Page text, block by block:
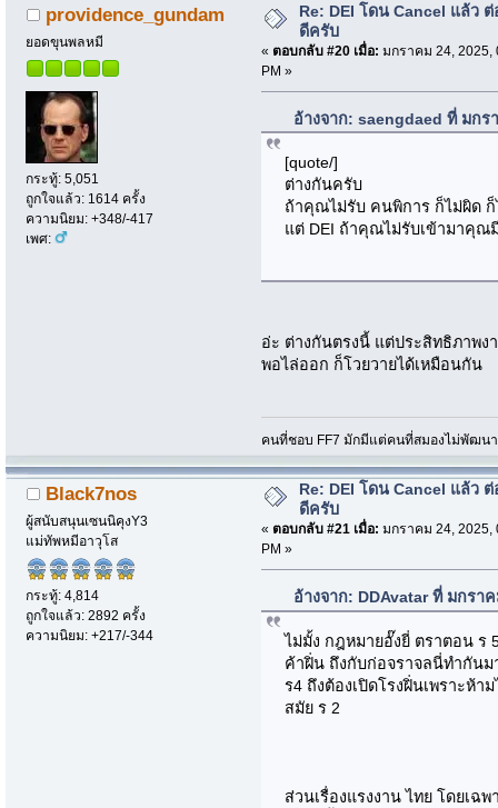
providence_gundam
ยอดขุนพลหมี
กระทู้: 5,051
ถูกใจแล้ว: 1614 ครั้ง
ความนิยม: +348/-417
เพศ:
Re: DEI โดน Cancel แล้ว ต่
ดีครับ
« ตอบกลับ #20 เมื่อ: มกราคม 24, 2025,
PM »
อ้างจาก: saengdaed ที่ มกร
[quote/]
ต่างกันครับ
ถ้าคุณไม่รับ คนพิการ ก็ไม่ผิด ก็
แต่ DEI ถ้าคุณไม่รับเข้ามาคุณ
อ่ะ ต่างกันตรงนี้ แต่ประสิทธิภาพ
พอไล่ออก ก็โวยวายได้เหมือนกัน
คนที่ชอบ FF7 มักมีแต่คนที่สมองไม่พัฒนา
Black7nos
ผู้สนับสนุนเซนนิคุงY3
แม่ทัพหมีอาวุโส
กระทู้: 4,814
ถูกใจแล้ว: 2892 ครั้ง
ความนิยม: +217/-344
Re: DEI โดน Cancel แล้ว ต่
ดีครับ
« ตอบกลับ #21 เมื่อ: มกราคม 24, 2025,
PM »
อ้างจาก: DDAvatar ที่ มกรา
ไม่มั้ง กฎหมายอั๊งยี่ ตราตอน ร
ค้าฝิ่น ถึงกับก่อจราจลนี่ทำกันม
ร4 ถึงต้องเปิดโรงฝิ่นเพราะห้
สมัย ร 2
ส่วนเรื่องแรงงาน ไทย โดยเ